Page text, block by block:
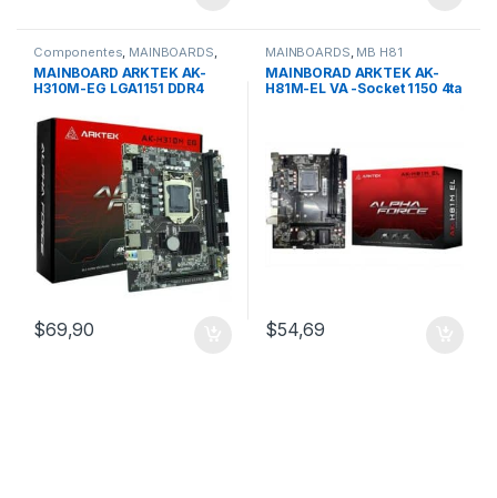
Componentes, MAINBOARDS,
MB H310
MAINBOARD ARKTEK AK-
H310M-EG LGA1151 DDR4
$69,90
MAINBOARDS, MB H81
MAINBORAD ARKTEK AK-
H81M-EL VA -Socket 1150 4ta
$54,69